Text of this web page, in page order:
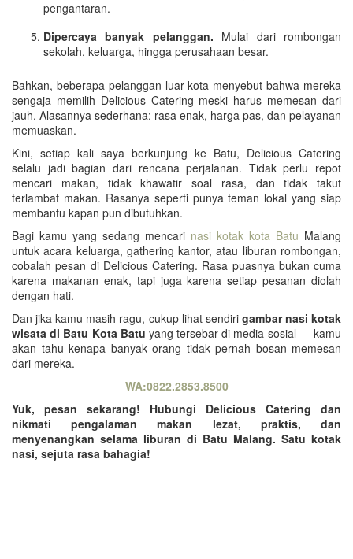
pengantaran.
Dipercaya banyak pelanggan. Mulai dari rombongan
sekolah, keluarga, hingga perusahaan besar.
Bahkan, beberapa pelanggan luar kota menyebut bahwa mereka
sengaja memilih Delicious Catering meski harus memesan dari
jauh. Alasannya sederhana: rasa enak, harga pas, dan pelayanan
memuaskan.
Kini, setiap kali saya berkunjung ke Batu, Delicious Catering
selalu jadi bagian dari rencana perjalanan. Tidak perlu repot
mencari makan, tidak khawatir soal rasa, dan tidak takut
terlambat makan. Rasanya seperti punya teman lokal yang siap
membantu kapan pun dibutuhkan.
Bagi kamu yang sedang mencari nasi kotak kota Batu Malang
untuk acara keluarga, gathering kantor, atau liburan rombongan,
cobalah pesan di Delicious Catering. Rasa puasnya bukan cuma
karena makanan enak, tapi juga karena setiap pesanan diolah
dengan hati.
Dan jika kamu masih ragu, cukup lihat sendiri gambar nasi kotak
wisata di Batu Kota Batu yang tersebar di media sosial — kamu
akan tahu kenapa banyak orang tidak pernah bosan memesan
dari mereka.
WA:0822.2853.8500
Yuk, pesan sekarang! Hubungi Delicious Catering dan
nikmati pengalaman makan lezat, praktis, dan
menyenangkan selama liburan di Batu Malang. Satu kotak
nasi, sejuta rasa bahagia!